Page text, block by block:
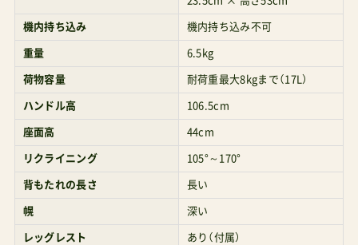
機内持ち込み 機内持ち込み不可
重量 6.5kg
荷物容量 耐荷重最大8kgまで（17L）
ハンドル高 106.5cm
座面高 44cm
リクライニング 105°～170°
背もたれの長さ 長い
幌 深い
レッグレスト あり（付属）